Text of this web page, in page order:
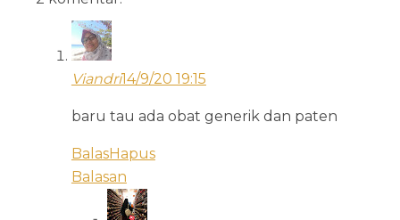
Viandri14/9/20 19:15
baru tau ada obat generik dan paten
BalasHapus
Balasan